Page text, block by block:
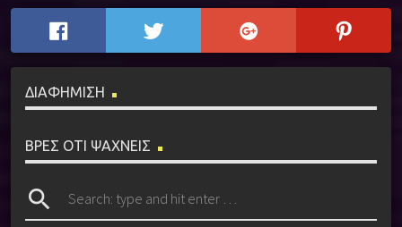
ΔΙΑΦΗΜΙΣΗ
ΒΡΕΣ ΟΤΙ ΨΑΧΝΕΙΣ
search